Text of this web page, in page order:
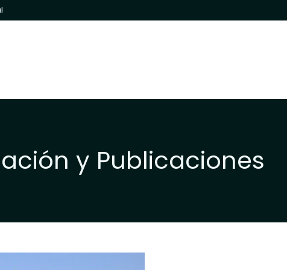
y Publicaciones